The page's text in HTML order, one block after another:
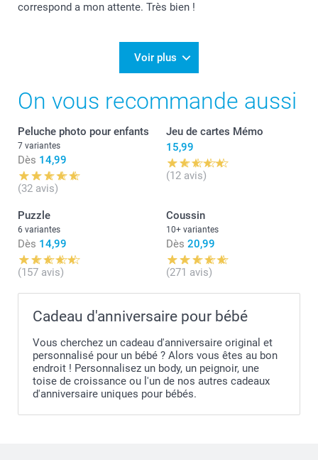
correspond a mon attente. Très bien !
Voir plus
On vous recommande aussi
Peluche photo pour enfants
7 variantes
Dès 14,99
(32 avis)
Jeu de cartes Mémo
15,99
(12 avis)
Puzzle
6 variantes
Dès 14,99
(157 avis)
Coussin
10+ variantes
Dès 20,99
(271 avis)
Cadeau d'anniversaire pour bébé
Vous cherchez un cadeau d'anniversaire original et
personnalisé pour un bébé ? Alors vous êtes au bon
endroit ! Personnalisez un body, un peignoir, une
toise de croissance ou l'un de nos autres cadeaux
d'anniversaire uniques pour bébés.